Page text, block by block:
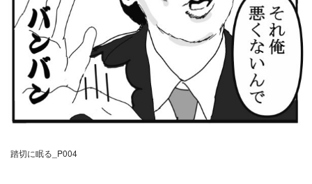
踏切に眠る_P004